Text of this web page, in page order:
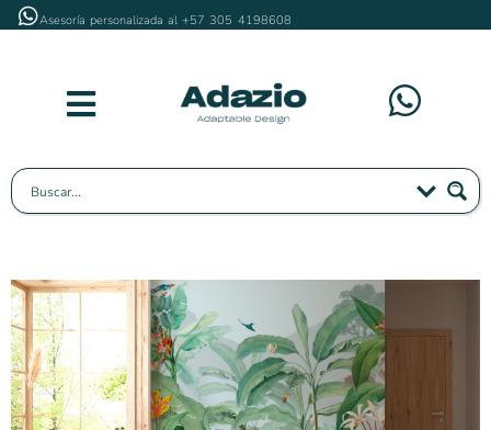
Asesoría personalizada al +57 305 4198608